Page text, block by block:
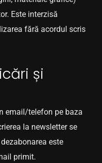
Este interzisă
fără acordul scris
și
email/telefon pe baza
la newsletter se
este
primit.